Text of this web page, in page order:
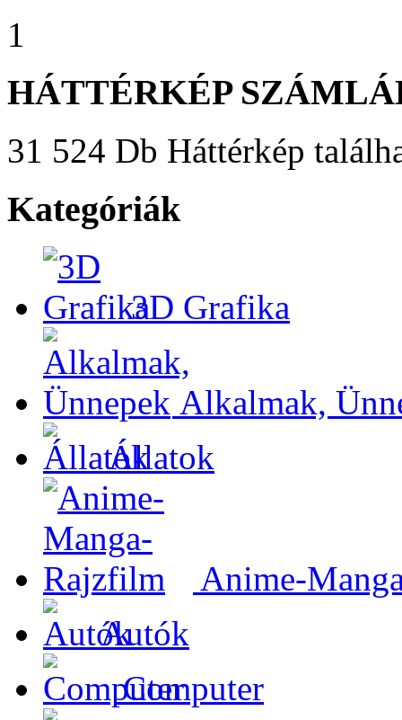
1
HÁTTÉRKÉP
31 524 Db Háttérkép
Kategóriák
3D Grafika
Alkalmak,
Állatok
Anime-
Autók
Computer